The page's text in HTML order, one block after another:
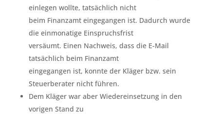
einlegen wollte, tatsächlich nicht
beim Finanzamt eingegangen ist. Dadurch wurde
die einmonatige Einspruchsfrist
versäumt. Einen Nachweis, dass die E-Mail
tatsächlich beim Finanzamt
eingegangen ist, konnte der Kläger bzw. sein
Steuerberater nicht führen.
Dem Kläger war aber Wiedereinsetzung in den
vorigen Stand zu